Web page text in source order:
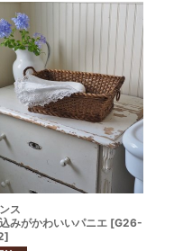
ス
みがかわいいパニエ [G26-
]